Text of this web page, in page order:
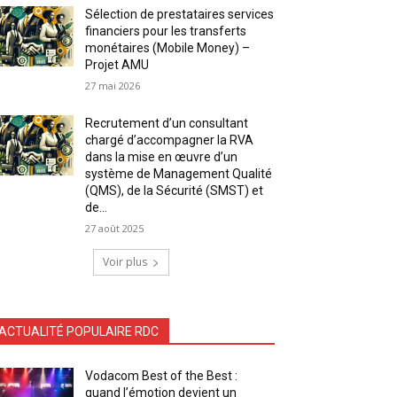
Sélection de prestataires services
financiers pour les transferts
monétaires (Mobile Money) –
Projet AMU
27 mai 2026
Recrutement d’un consultant
chargé d’accompagner la RVA
dans la mise en œuvre d’un
système de Management Qualité
(QMS), de la Sécurité (SMST) et
de...
27 août 2025
Voir plus
POPULAIRE RDC
Vodacom Best of the Best :
quand l’émotion devient un